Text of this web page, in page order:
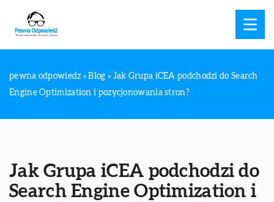
pewna odpowiedz »Blog » Jak Grupa iCEA podchodzi do Search
Engine Optimization i pozycjonowania stron?
Jak Grupa iCEA podchodzi do
Search Engine Optimization i